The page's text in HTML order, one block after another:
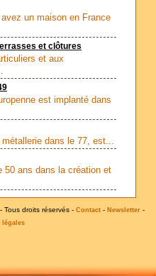
un maison en France
et clôtures
et aux
est implanté dans
métallerie dans le 77, est...
50 ans dans la création et
Tous droits réservés - Contact - Newsletter -
légales